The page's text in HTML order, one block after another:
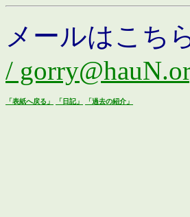
メールはこち
/
「表紙へ戻る」 「日記」 「過去の紹介」